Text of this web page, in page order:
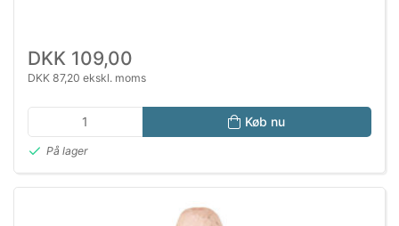
DKK 109,00
DKK 87,20 ekskl. moms
Køb nu
På lager